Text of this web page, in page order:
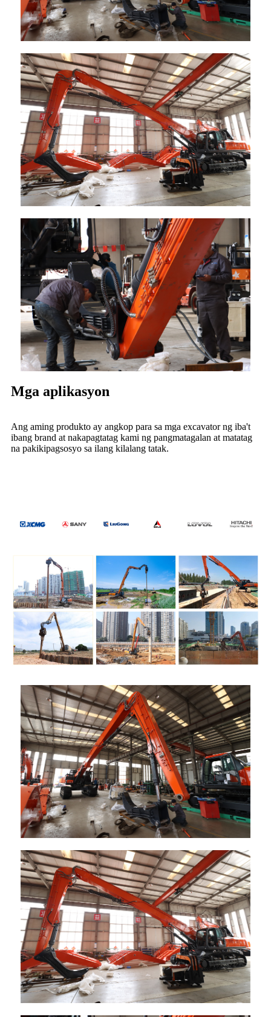
Mga aplikasyon
Ang aming produkto ay angkop para sa mga excavator ng iba't
ibang brand at nakapagtatag kami ng pangmatagalan at matatag
na pakikipagsosyo sa ilang kilalang tatak.